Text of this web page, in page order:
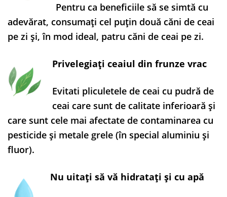
Pentru ca beneficiile să se simtă cu
adevărat, consumați cel puțin două căni de ceai
pe zi și, în mod ideal, patru căni de ceai pe zi.
Privelegiați ceaiul din frunze vrac
Evitati pliculetele de ceai cu pudră de
ceai care sunt de calitate inferioară și
care sunt cele mai afectate de contaminarea cu
pesticide și metale grele (în special aluminiu și
fluor).
Nu uitați să vă hidratați și cu apă